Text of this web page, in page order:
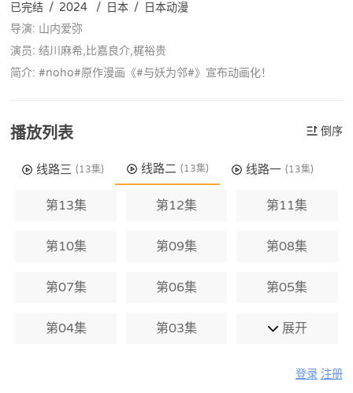
已完结 / 2024 / 日本 / 日本动漫
导演: 山内爱弥
演员: 结川麻希,比嘉良介,梶裕贵
简介: #noho#原作漫画《#与妖为邻#》宣布动画化！
播放列表 倒序
线路三 (13集) 线路二 (13集) 线路一 (13集)
第13集 第12集 第11集
第10集 第09集 第08集
第07集 第06集 第05集
第04集 第03集 展开
登录 注册